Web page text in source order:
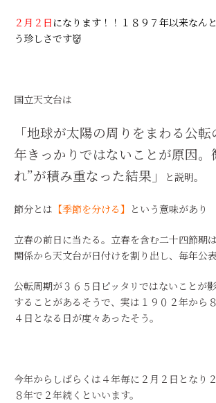
２月２日 になります！！１８９７年以来なんと
う珍しさです👹
国立天文台は
「地球が太陽の周りをまわる公転
年きっかりではないことが原因。
れ”が積み重なった結果」
と説明。
節分とは 【季節を分ける】 という意味があり
立春の前日に当たる。立春を含む二十四節期
関係から天文台が日付けを割り出し、毎年公表
公転周期が３６５日ピッタリではないことが
することがあるそうで、実は１９０２年から
４日となる日が度々あったそう。
今年からしばらくは４年毎に２月２日となり
８年で２年続くといいます。